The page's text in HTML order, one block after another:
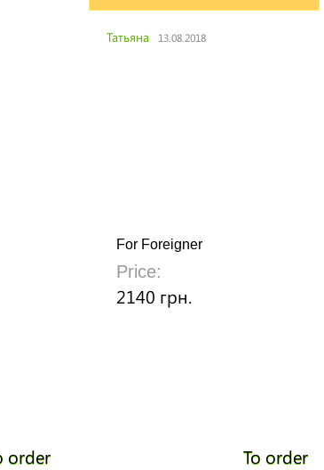
Татьяна 13.08.2018
order
For Foreigner
Price:
2140 грн.
To order